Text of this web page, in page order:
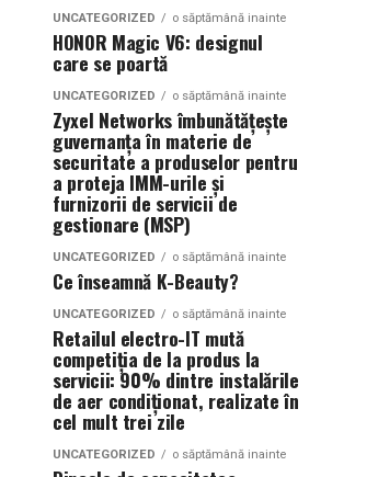
UNCATEGORIZED o săptămână inainte
HONOR Magic V6: designul
care se poartă
UNCATEGORIZED o săptămână inainte
Zyxel Networks îmbunătățește
guvernanța în materie de
securitate a produselor pentru
a proteja IMM-urile și
furnizorii de servicii de
gestionare (MSP)
UNCATEGORIZED o săptămână inainte
Ce înseamnă K-Beauty?
UNCATEGORIZED o săptămână inainte
Retailul electro-IT mută
competiția de la produs la
servicii: 90% dintre instalările
de aer condiționat, realizate în
cel mult trei zile
UNCATEGORIZED o săptămână inainte